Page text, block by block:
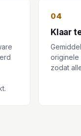
04
Klaar
originele
zodat